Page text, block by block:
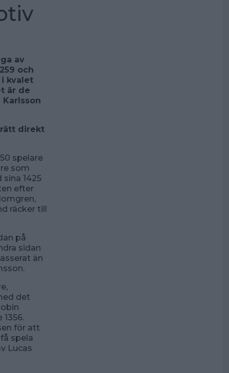
av
och
kvalet
är de
Karlsson
direkt
spelare
som
1425
efter
räcker till
på
sidan
än
det
för att
spela
Lucas